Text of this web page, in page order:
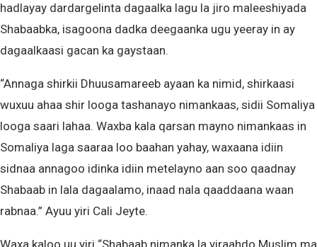
hadlayay dardargelinta dagaalka lagu la jiro maleeshiyada
Shabaabka, isagoona dadka deegaanka ugu yeeray in ay
dagaalkaasi gacan ka gaystaan.
“Annaga shirkii Dhuusamareeb ayaan ka nimid, shirkaasi
wuxuu ahaa shir looga tashanayo nimankaas, sidii Somaliya
looga saari lahaa. Waxba kala qarsan mayno nimankaas in
Somaliya laga saaraa loo baahan yahay, waxaana idiin
sidnaa annagoo idinka idiin metelayno aan soo qaadnay
Shabaab in lala dagaalamo, inaad nala qaaddaana waan
rabnaa.” Ayuu yiri Cali Jeyte.
Waxa kaloo uu yiri “Shabaab nimanka la yiraahdo Muslim ma